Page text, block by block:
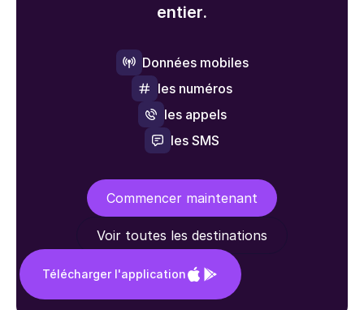
entier.
Données mobiles
les numéros
les appels
les SMS
Commencer maintenant
Voir toutes les destinations
Télécharger l'application